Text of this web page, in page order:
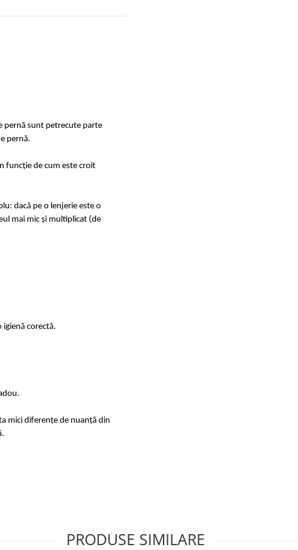
pernă sunt petrecute parte
pernă.
funcție de cum este croit
dacă pe o lenjerie este o
mai mic și multiplicat (de
igienă corectă.
mici diferențe de nuanță din
PRODUSE SIMILARE